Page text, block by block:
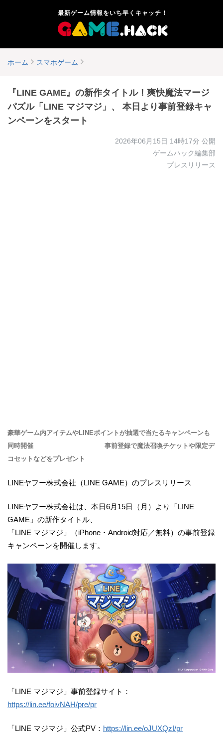
最新ゲーム情報をいち早くキャッチ！
ホーム スマホゲーム
『LINE GAME』の新作タイトル！爽快魔法マージ
パズル「LINE マジマジ」、 本日より事前登録キャ
ンペーンをスタート
2026年06月15日 14時17分 公開
ゲームハック編集部
プレスリリース
豪華ゲーム内アイテムやLINEポイントが抽選で当たるキャンペーンも
同時開催 事前登録で魔法召喚チケットや限定デ
コセットなどをプレゼント
LINEヤフー株式会社（LINE GAME）のプレスリリース
LINEヤフー株式会社は、本日6月15日（月）より「LINE
GAME」の新作タイトル、
「LINE マジマジ」（iPhone・Android対応／無料）の事前登録
キャンペーンを開催します。
「LINE マジマジ」事前登録サイト：
https://lin.ee/foivNAH/pre/pr
「LINE マジマジ」公式PV： https://lin.ee/oJUXQzI/pr